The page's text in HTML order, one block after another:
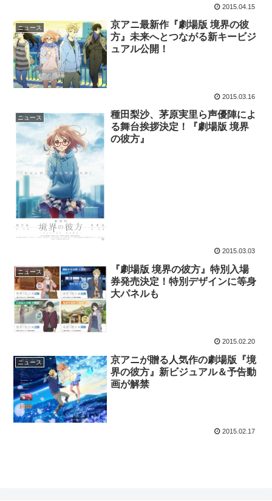
2015.04.15
ニュース
京アニ最新作『劇場版 境界の彼
方』未来へとつながる新キービジ
ュアル公開！
2015.03.16
ニュース
種田梨沙、茅原実里ら声優陣によ
る舞台挨拶決定！『劇場版 境界
の彼方』
2015.03.03
ニュース
『劇場版 境界の彼方』特別入場
券発売決定！特別デザインに等身
大パネルも
2015.02.20
ニュース
京アニが贈る人気作の劇場版『境
界の彼方』新ビジュアル＆予告動
画が解禁
2015.02.17